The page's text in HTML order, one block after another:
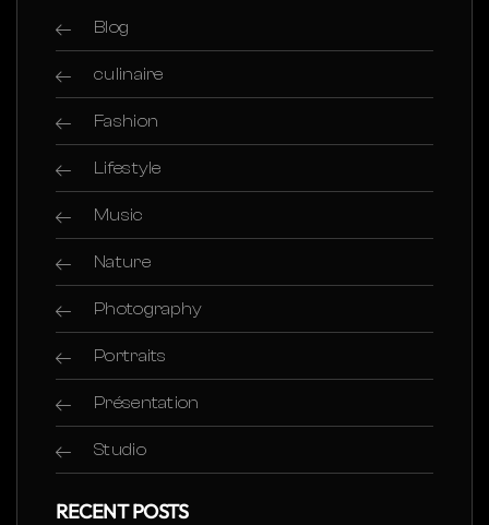
Blog
culinaire
Fashion
Lifestyle
Music
Nature
Photography
Portraits
Présentation
Studio
RECENT POSTS